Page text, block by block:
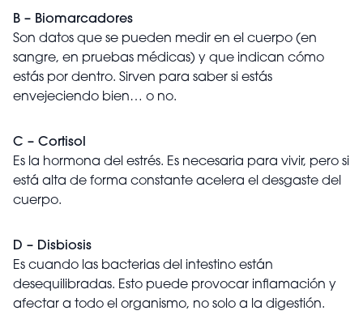
B – Biomarcadores
Son datos que se pueden medir en el cuerpo (en
sangre, en pruebas médicas) y que indican cómo
estás por dentro. Sirven para saber si estás
envejeciendo bien… o no.
C – Cortisol
Es la hormona del estrés. Es necesaria para vivir, pero si
está alta de forma constante acelera el desgaste del
cuerpo.
D – Disbiosis
Es cuando las bacterias del intestino están
desequilibradas. Esto puede provocar inflamación y
afectar a todo el organismo, no solo a la digestión.